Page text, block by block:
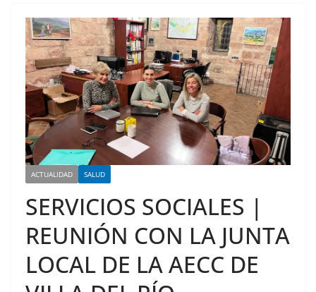
ACTUALIDAD SALUD
SERVICIOS SOCIALES |
REUNIÓN CON LA JUNTA
LOCAL DE LA AECC DE